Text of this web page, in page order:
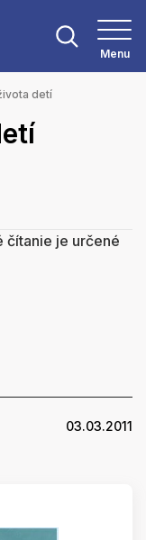
Menu
detí
čítanie je určené
03.03.2011